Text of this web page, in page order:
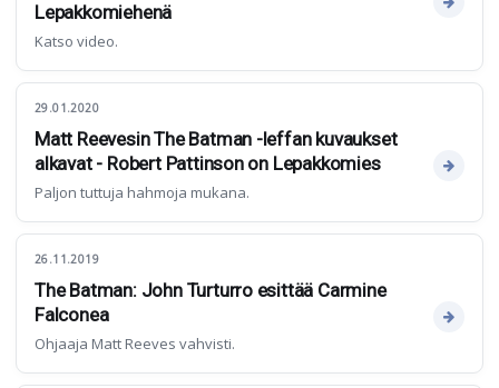
Lepakkomiehenä
Katso video.
29.01.2020
Matt Reevesin The Batman -leffan kuvaukset
alkavat - Robert Pattinson on Lepakkomies
Paljon tuttuja hahmoja mukana.
26.11.2019
The Batman: John Turturro esittää Carmine
Falconea
Ohjaaja Matt Reeves vahvisti.